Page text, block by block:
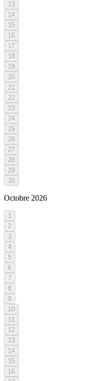
13
14
15
16
17
18
19
20
21
22
23
24
25
26
27
28
29
30
Octobre 2026
1
2
3
4
5
6
7
8
9
10
11
12
13
14
15
16